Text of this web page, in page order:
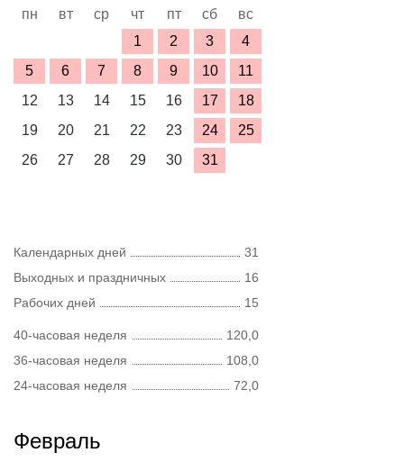
пн вт ср чт пт сб
вс
1
2 3
4
5
6 7 8 9 10
11
12
13 14 15 16 17
18
19
20 21 22 23 24
25
26
27 28 29 30 31
Календарных дней
31
Выходных и праздничных
16
Рабочих дней
15
40-часовая неделя
120,0
36-часовая неделя
108,0
24-часовая неделя
72,0
Февраль